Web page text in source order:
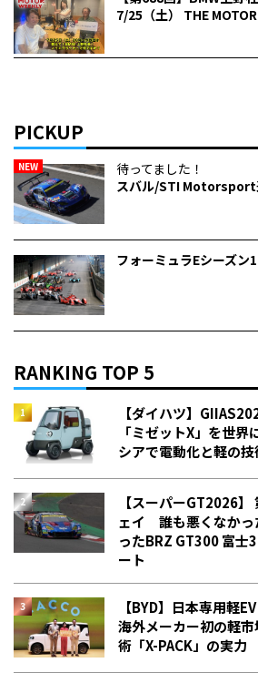
7/25（土） THE
PICKUP
NEW
待ってました！
スバル/STI Motorsport
フォーミュラEシーズン
RANKING TOP 5
【ダイハツ】
「ミゼットX」を世
シアで電動化と軽の
【スーパーGT2026
ェイ 誰も悪くなかっ
った――BRZ GT300 富
ート
【BYD】日本専用軽
海外メーカー初の軽
術「X-PACK」の実力